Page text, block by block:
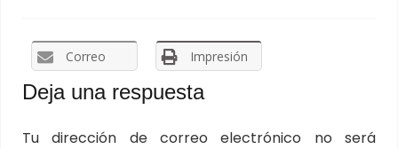
Correo Impresión
Deja una respuesta
Tu dirección de correo electrónico no será